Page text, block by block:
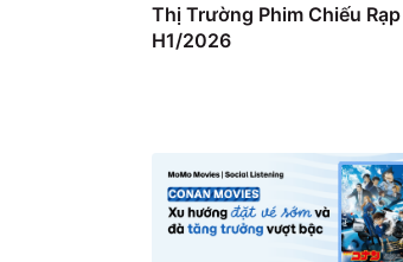
Thị Trường Phim Chiếu Rạp
H1/2026